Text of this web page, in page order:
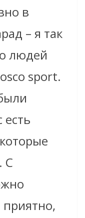
в
– я так
людей
sport.
С
приятно,